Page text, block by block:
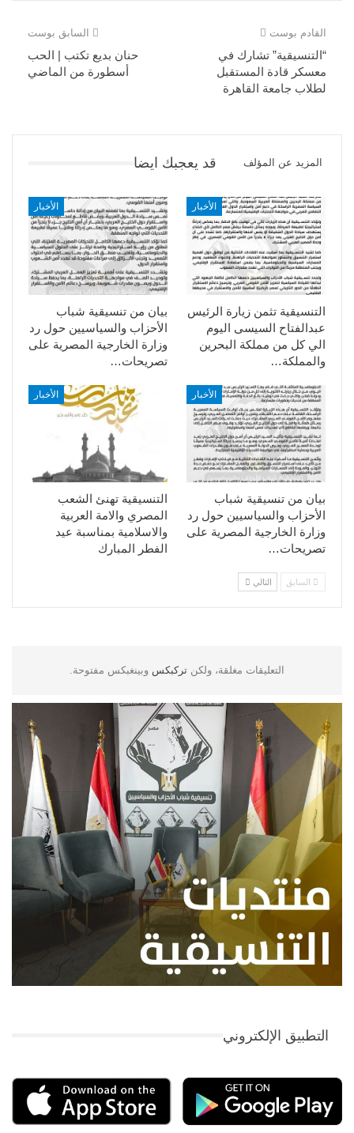
السابق بوست
حنان بديع تكتب | الحب
أسطورة من الماضي
القادم بوست
“التنسيقية” تشارك في
معسكر قادة المستقبل
لطلاب جامعة القاهرة
قد يعجبك ايضا المزيد عن المؤلف
الأخبار
بيان من تنسيقية شباب
الأحزاب والسياسيين حول رد
وزارة الخارجية المصرية على
تصريحات…
الأخبار
التنسيقية تثمن زيارة الرئيس
عبدالفتاح السيسى اليوم
الي كل من مملكة البحرين
والمملكة…
الأخبار
التنسيقية تهنئ الشعب
المصري والامة العربية
والاسلامية بمناسبة عيد
الفطر المبارك
الأخبار
بيان من تنسيقية شباب
الأحزاب والسياسيين حول رد
وزارة الخارجية المصرية على
تصريحات…
السابق التالي
التعليقات مغلقة، ولكن تركبكس وبينغبكس مفتوحة.
التطبيق الإلكتروني